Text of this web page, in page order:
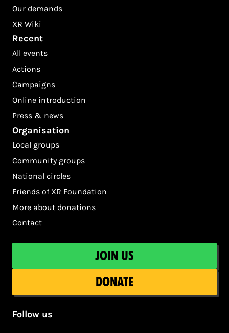
Our demands
XR Wiki
Recent
All events
Actions
Campaigns
Online introduction
Press & news
Organisation
Local groups
Community groups
National circles
Friends of XR Foundation
More about donations
Contact
Join us
Donate
Follow us